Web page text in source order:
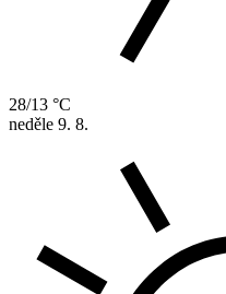
28/13 °C
neděle 9. 8.